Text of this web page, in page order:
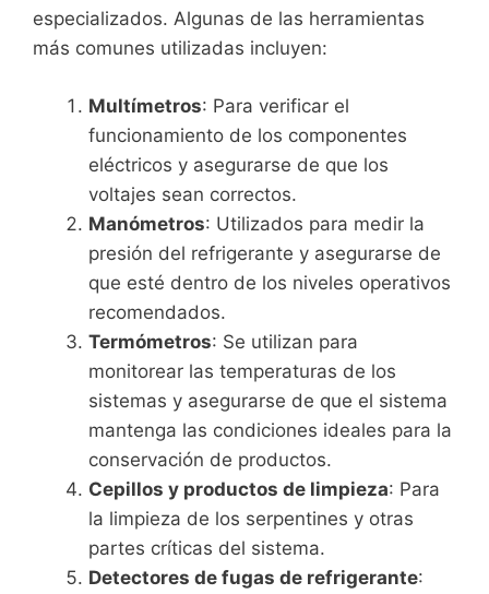
especializados. Algunas de las herramientas
más comunes utilizadas incluyen:
Multímetros: Para verificar el
funcionamiento de los componentes
eléctricos y asegurarse de que los
voltajes sean correctos.
Manómetros: Utilizados para medir la
presión del refrigerante y asegurarse de
que esté dentro de los niveles operativos
recomendados.
Termómetros: Se utilizan para
monitorear las temperaturas de los
sistemas y asegurarse de que el sistema
mantenga las condiciones ideales para la
conservación de productos.
Cepillos y productos de limpieza: Para
la limpieza de los serpentines y otras
partes críticas del sistema.
Detectores de fugas de refrigerante: